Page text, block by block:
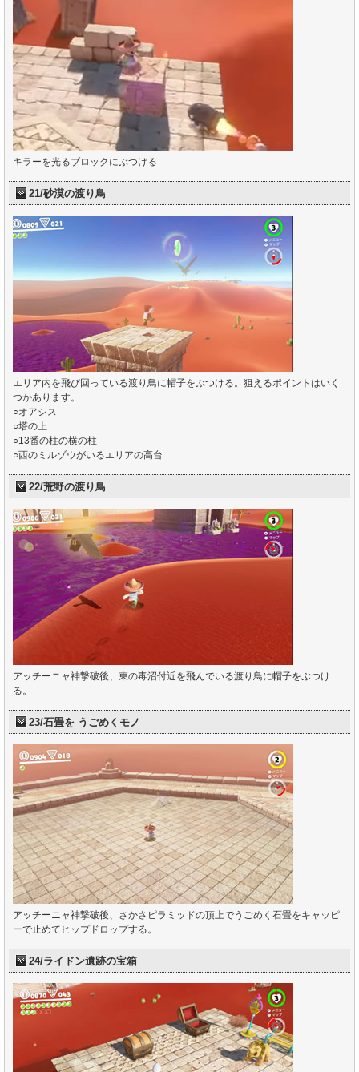
キラーを光るブロックにぶつける
21/砂漠の渡り鳥
エリア内を飛び回っている渡り鳥に帽子をぶつける。狙えるポイントはいく
つかあります。
○オアシス
○塔の上
○13番の柱の横の柱
○西のミルゾウがいるエリアの高台
22/荒野の渡り鳥
アッチーニャ神撃破後、東の毒沼付近を飛んでいる渡り鳥に帽子をぶつけ
る。
23/石畳を うごめくモノ
アッチーニャ神撃破後、さかさピラミッドの頂上でうごめく石畳をキャッピ
ーで止めてヒップドロップする。
24/ライドン遺跡の宝箱